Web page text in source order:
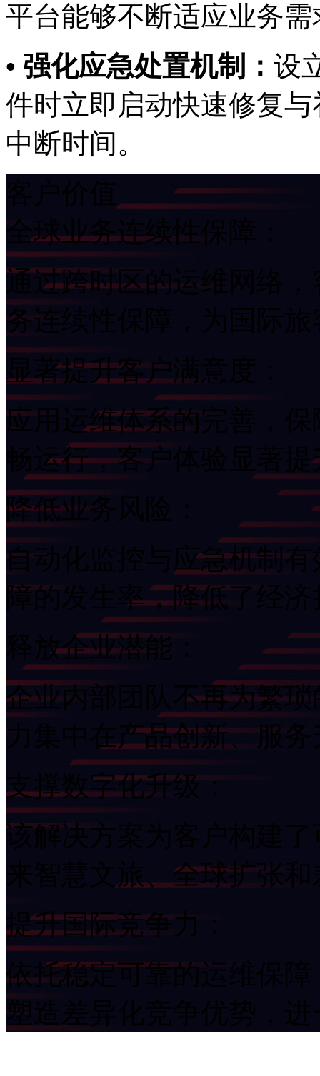
平台能够不断适应业务需
• 强化应急处置机制： 设
件时立即启动快速修复与
中断时间。
全球业务连续性保障：
通过跨时区的运维网络
务连续性保障，为国
显著提升客户满意度：
应用运维体系的完善
畅运行，客户体验显著
降低业务风险：
自动化监控与应急机制
障的发生率，降低了经
释放企业潜能：
企业内部团队不再为繁琐
力集中在产品创新、
支撑数字化升级：
该解决方案为客户构建了
来智慧文旅、全球扩
提升国际竞争力：
依托稳定可靠的运维保障
塑造差异化竞争优势